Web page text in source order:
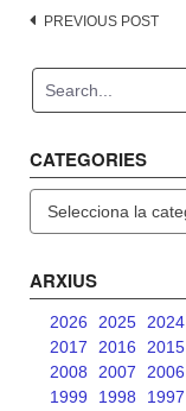
Post
PREVIOUS POST
CATEGORIES
ARXIUS
2026 2025 2024
2017
2016 2015
2008
2007 2006
1999
1998 1997